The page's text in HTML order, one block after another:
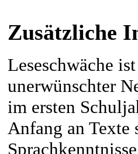
Zusätzliche
Leseschwäche
unerwünschter
im ersten
Anfang an Texte